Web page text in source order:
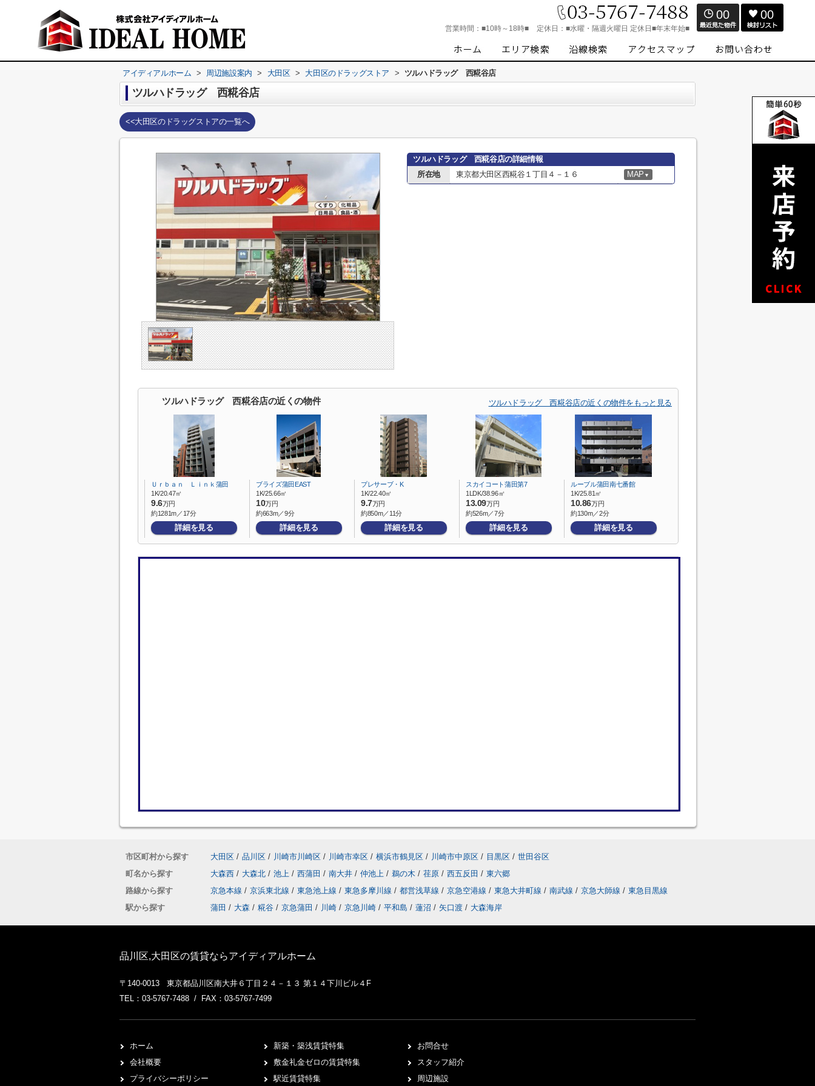
営業時間： ■10時～18時■ 定休日： ■水曜・隔週火曜日 定休日■年末年始■
00 00
アイディアルホーム > 周辺施設案内 > 大田区 > 大田区のドラッグストア > ツルハドラッグ 西糀谷店
ツルハドラッグ 西糀谷店
<<大田区のドラッグストアの一覧へ
ツルハドラッグ 西糀谷店の詳細情報
所在地
東京都大田区西糀谷１丁目４－１６ MAP ▼
ツルハドラッグ 西糀谷店の近くの物件 ツルハドラッグ 西糀谷店の近くの物件をもっと見る
Ｕｒｂａｎ Ｌｉｎｋ蒲田
1K/20.47㎡
9.6万円
約1281m／17分
詳細を見る
ブライズ蒲田EAST
1K/25.66㎡
10万円
約663m／9分
詳細を見る
プレサーブ・K
1K/22.40㎡
9.7万円
約850m／11分
詳細を見る
スカイコート蒲田第7
1LDK/38.96㎡
13.09万円
約526m／7分
詳細を見る
ルーブル蒲田南七番館
1K/25.81㎡
10.86万円
約130m／2分
詳細を見る
市区町村から探す 大田区 / 品川区 / 川崎市川崎区 / 川崎市幸区 / 横浜市鶴見区 / 川崎市中原区 / 目黒区 / 世田谷区
町名から探す
大森西 / 大森北 / 池上 / 西蒲田 / 南大井 / 仲池上 / 鵜の木 / 荏原 / 西五反田 / 東六郷
路線から探す
京急本線 / 京浜東北線 / 東急池上線 / 東急多摩川線 / 都営浅草線 / 京急空港線 / 東急大井町線 / 南武線 / 京急大師線 / 東急目黒線
駅から探す
蒲田 / 大森 / 糀谷 / 京急蒲田 / 川崎 / 京急川崎 / 平和島 / 蓮沼 / 矢口渡 / 大森海岸
品川区,大田区の賃貸ならアイディアルホーム
〒140-0013 東京都品川区南大井６丁目２４－１３ 第１４下川ビル４F
TEL：03-5767-7488 / FAX：03-5767-7499
ホーム
会社概要
プライバシーポリシー
新築・築浅賃貸特集
敷金礼金ゼロの賃貸特集
駅近賃貸特集
お問合せ
スタッフ紹介
周辺施設